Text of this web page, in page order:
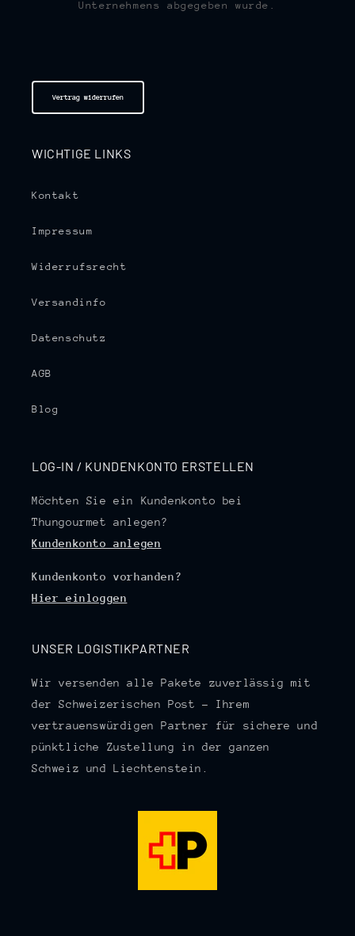
Unternehmens abgegeben wurde.
Vertrag widerrufen
WICHTIGE LINKS
Kontakt
Impressum
Widerrufsrecht
Versandinfo
Datenschutz
AGB
Blog
LOG-IN / KUNDENKONTO ERSTELLEN
Möchten Sie ein Kundenkonto bei
Thungourmet anlegen?
Kundenkonto anlegen
Kundenkonto vorhanden?
Hier einloggen
UNSER LOGISTIKPARTNER
Wir versenden alle Pakete zuverlässig mit
der Schweizerischen Post – Ihrem
vertrauenswürdigen Partner für sichere und
pünktliche Zustellung in der ganzen
Schweiz und Liechtenstein.